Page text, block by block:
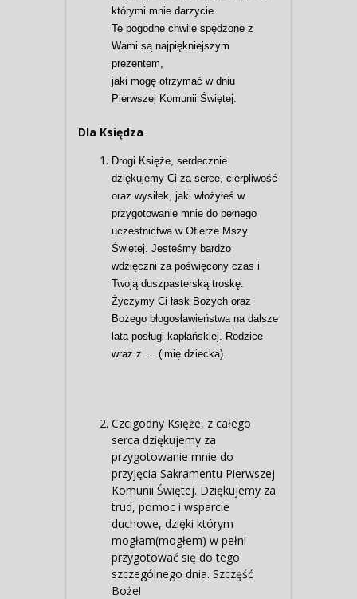
którymi mnie darzycie.
Te pogodne chwile spędzone z
Wami są najpiękniejszym
prezentem,
jaki mogę otrzymać w dniu
Pierwszej Komunii Świętej.
Dla Księdza
Drogi Księże, serdecznie
dziękujemy Ci za serce, cierpliwość
oraz wysiłek, jaki włożyłeś w
przygotowanie mnie do pełnego
uczestnictwa w Ofierze Mszy
Świętej. Jesteśmy bardzo
wdzięczni za poświęcony czas i
Twoją duszpasterską troskę.
Życzymy Ci łask Bożych oraz
Bożego błogosławieństwa na dalsze
lata posługi kapłańskiej. Rodzice
wraz z … (imię dziecka).
Czcigodny Księże, z całego
serca dziękujemy za
przygotowanie mnie do
przyjęcia Sakramentu Pierwszej
Komunii Świętej. Dziękujemy za
trud, pomoc i wsparcie
duchowe, dzięki którym
mogłam(mogłem) w pełni
przygotować się do tego
szczególnego dnia. Szczęść
Boże!